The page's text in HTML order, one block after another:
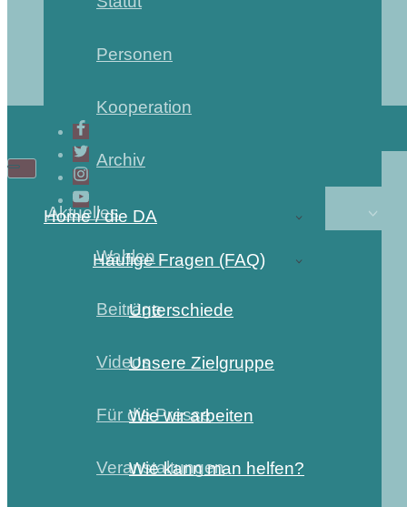
Personen
Kooperation
Archiv
Aktuelles
Wahlen
Beiträge
Videos
Für die Presse
Veranstaltungen
Navigations-
Navigations-
Home / die DA
Häufige Fragen (FAQ)
Unterschiede
Unsere Zielgruppe
Wie wir arbeiten
Wie kann man helfen?